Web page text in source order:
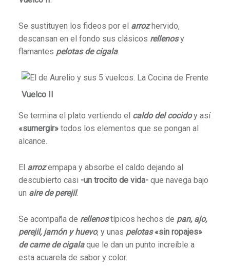
Se sustituyen los fideos por el arroz hervido,
descansan en el fondo sus clásicos rellenosy
flamantes pelotas de cigala.
Vuelco II
Se termina el plato vertiendo el caldo del cocidoy así
«sumergir»todos los elementos que se pongan al
alcance.
El arrozempapa y absorbe el caldo dejando al
descubierto casi -un trocito de vida-que navega bajo
un aire de perejil.
Se acompaña de rellenostípicos hechos de pan, ajo,
perejil, jamón y huevo, y unas pelotas«sin ropajes»
de carne de cigalaque le dan un punto increíble a
esta acuarela de sabor y color.